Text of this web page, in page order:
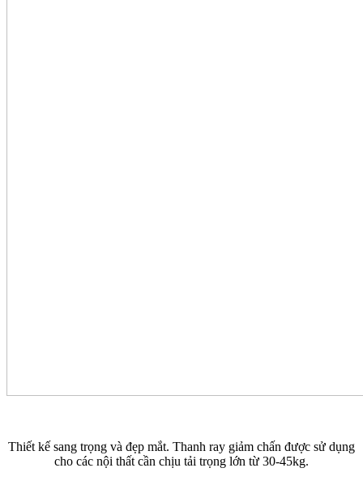
Thiết kế sang trọng và đẹp mắt. Thanh ray giảm chấn được sử dụng
cho các nội thất cần chịu tải trọng lớn từ 30-45kg.